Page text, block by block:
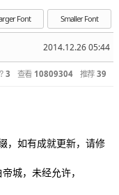
Font Smaller Font
2014.12.26 05:44
3 查看 10809304 推荐 39
，如有成就更新，请修
城，未经允许，